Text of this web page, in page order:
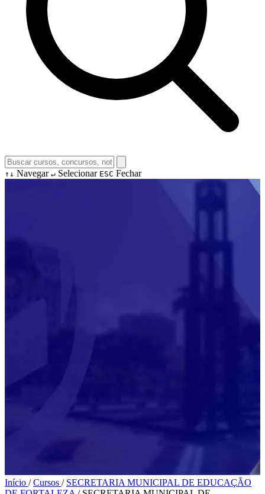
↑↓ Navegar ↵ Selecionar ESC Fechar
Início / Cursos / SECRETARIA MUNICIPAL DE EDUCAÇÃO